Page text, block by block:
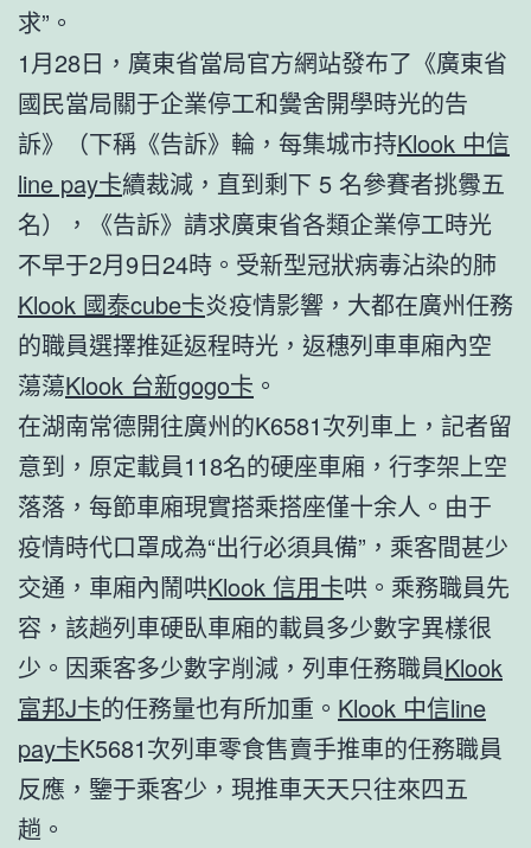
求”。
1月28日，廣東省當局官方網站發布了《廣東省
國民當局關于企業停工和黌舍開學時光的告
訴》（下稱《告訴》輪，每集城市持Klook 中信
line pay卡續裁減，直到剩下 5 名參賽者挑釁五
名），《告訴》請求廣東省各類企業停工時光
不早于2月9日24時。受新型冠狀病毒沾染的肺
Klook 國泰cube卡炎疫情影響，大都在廣州任務
的職員選擇推延返程時光，返穗列車車廂內空
蕩蕩Klook 台新gogo卡 。
在湖南常德開往廣州的K6581次列車上，記者留
意到，原定載員118名的硬座車廂，行李架上空
落落，每節車廂現實搭乘搭座僅十余人。由于
疫情時代口罩成為“出行必須具備”，乘客間甚少
交通，車廂內鬧哄Klook 信用卡哄。乘務職員先
容，該趟列車硬臥車廂的載員多少數字異樣很
少。因乘客多少數字削減，列車任務職員Klook
富邦J卡的任務量也有所加重。 Klook 中信line
pay卡K5681次列車零食售賣手推車的任務職員
反應，鑒于乘客少，現推車天天只往來四五
趟。